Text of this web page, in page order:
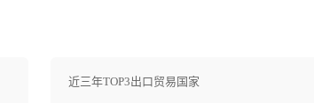
近三年TOP3出口贸易国家